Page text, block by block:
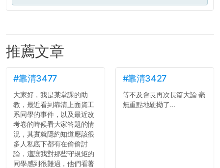
推薦文章
#靠清3477
大家好，我是某堂課的助
教，最近看到靠清上面資工
系同學的事件，以及最近改
考卷的時候看大家答題的情
況，其實就隱約知道應該很
多人私底下都有在偷偷討
論，這讓我對那些守規矩的
同學感到很難過，他們看著
#靠清3427
等不及會長再次長篇大論 毫
無重點地硬拗了...